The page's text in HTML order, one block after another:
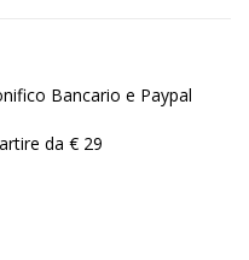
Bancario e Paypal
da € 29